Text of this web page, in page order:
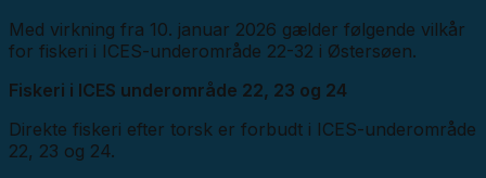
Med virkning fra 10. januar 2026 gælder følgende vilkår
for fiskeri i ICES-underområde 22-32 i Østersøen.
Fiskeri i ICES underområde 22, 23 og 24
Direkte fiskeri efter torsk er forbudt i ICES-underområde
22, 23 og 24.